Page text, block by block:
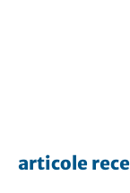
articole